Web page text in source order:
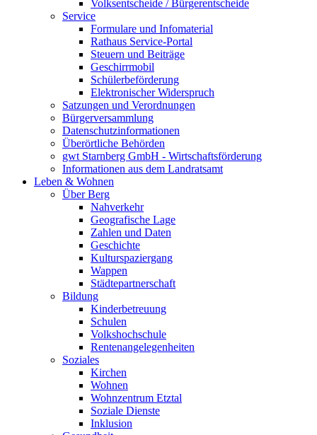
Volksentscheide / Bürgerentscheide
Service
Formulare und Infomaterial
Rathaus Service-Portal
Steuern und Beiträge
Geschirrmobil
Schülerbeförderung
Elektronischer Widerspruch
Satzungen und Verordnungen
Bürgerversammlung
Datenschutzinformationen
Überörtliche Behörden
gwt Starnberg GmbH - Wirtschaftsförderung
Informationen aus dem Landratsamt
Leben & Wohnen
Über Berg
Nahverkehr
Geografische Lage
Zahlen und Daten
Geschichte
Kulturspaziergang
Wappen
Städtepartnerschaft
Bildung
Kinderbetreuung
Schulen
Volkshochschule
Rentenangelegenheiten
Soziales
Kirchen
Wohnen
Wohnzentrum Etztal
Soziale Dienste
Inklusion